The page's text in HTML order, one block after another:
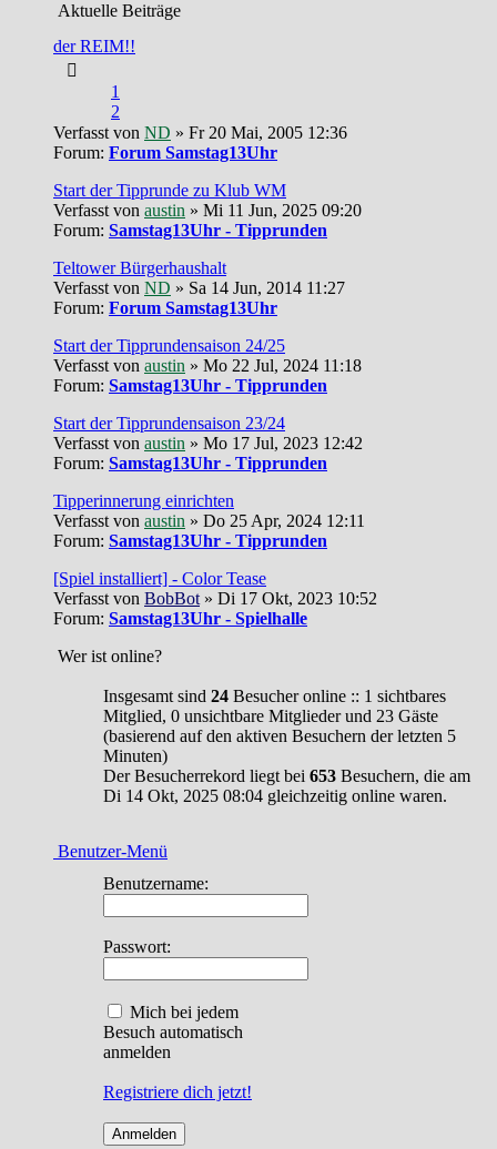
Aktuelle Beiträge
der REIM!!
1
2
Verfasst von ND » Fr 20 Mai, 2005 12:36
Forum: Forum Samstag13Uhr
Start der Tipprunde zu Klub WM
Verfasst von austin » Mi 11 Jun, 2025 09:20
Forum: Samstag13Uhr - Tipprunden
Teltower Bürgerhaushalt
Verfasst von ND » Sa 14 Jun, 2014 11:27
Forum: Forum Samstag13Uhr
Start der Tipprundensaison 24/25
Verfasst von austin » Mo 22 Jul, 2024 11:18
Forum: Samstag13Uhr - Tipprunden
Start der Tipprundensaison 23/24
Verfasst von austin » Mo 17 Jul, 2023 12:42
Forum: Samstag13Uhr - Tipprunden
Tipperinnerung einrichten
Verfasst von austin » Do 25 Apr, 2024 12:11
Forum: Samstag13Uhr - Tipprunden
[Spiel installiert] - Color Tease
Verfasst von BobBot » Di 17 Okt, 2023 10:52
Forum: Samstag13Uhr - Spielhalle
Wer ist online?
Insgesamt sind 24 Besucher online :: 1 sichtbares
Mitglied, 0 unsichtbare Mitglieder und 23 Gäste
(basierend auf den aktiven Besuchern der letzten 5
Minuten)
Der Besucherrekord liegt bei 653 Besuchern, die am
Di 14 Okt, 2025 08:04 gleichzeitig online waren.
Benutzer-Menü
Benutzername:
Passwort:
Mich bei jedem
Besuch automatisch
anmelden
Registriere dich jetzt!